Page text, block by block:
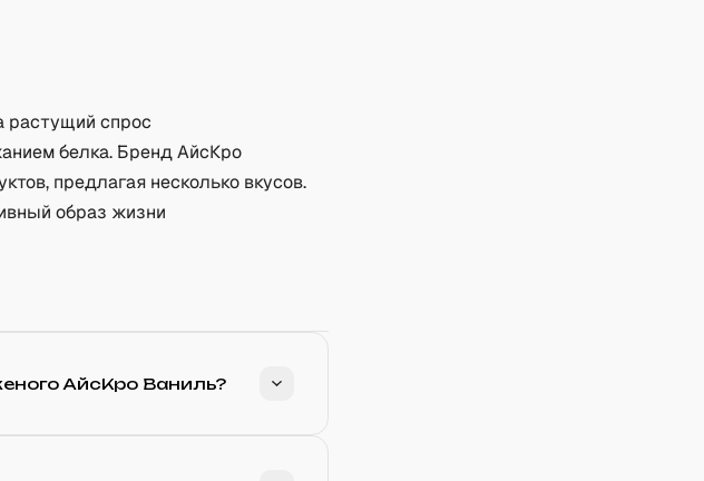
растущий спрос
белка. Бренд АйсКро
предлагая несколько вкусов.
образ жизни
АйсКро Ваниль?